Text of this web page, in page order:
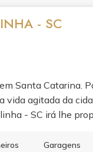
- SC
Santa Catarina.
vida agitada da
- SC irá lhe
a sua família. Uma
Garagens